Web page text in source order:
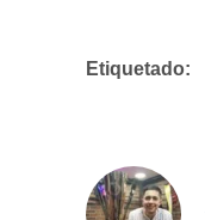
Etiquetado: